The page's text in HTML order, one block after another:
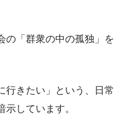
の「群衆の中の孤独」を
行きたい」という、日常
しています。